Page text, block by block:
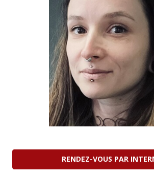
RENDEZ-VOUS PAR